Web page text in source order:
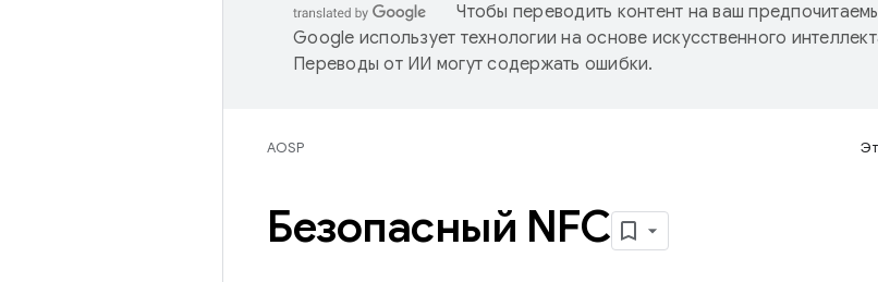
Чтобы переводить контент на ваш
Google использует технологии на основе искусственного
Переводы от ИИ могут содержать ошибки.
AOSP
Безопасный NFC